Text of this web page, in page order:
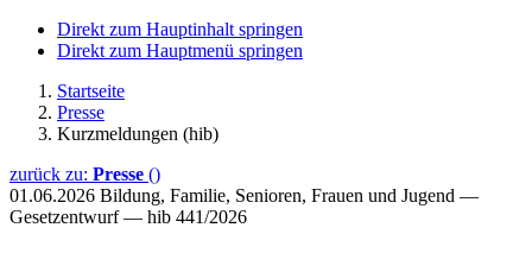
Direkt zum Hauptinhalt springen
Direkt zum Hauptmenü springen
Startseite
Presse
Kurzmeldungen (hib)
zurück zu: Presse ()
01.06.2026 Bildung, Familie, Senioren, Frauen und Jugend —
Gesetzentwurf — hib 441/2026